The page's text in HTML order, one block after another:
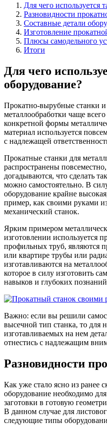
Для чего используется
Разновидности
Составные детали
Изготовление
Плюсы самодельного
Итоги
Для чего
оборудование?
Прокатно-вырубные станки и
металлообработки чаще
конкретной формы
материал используется
с надлежащей
Прокатные станки для
распространены
догадываются, что сделать
можно самостоятельно. В
оборудование крайне
пример, как своими руками
механический станок.
Ярким примером
изготовлении используется
профильных труб, являются
или квартире трубы или
изготавливаются на
которое в силу изготовить
навыков и глубоких
Важно: если вы решили
высечной тип станка, то для
изготавливаемых на нем
отнестись с надлежащим
Разновидности
Как уже стало ясно из ранее
оборудование необходимо
заготовки в готовую
В данном случае для
следующие типы